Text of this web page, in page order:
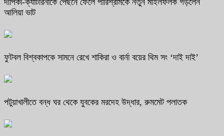
দীপিকা-ক্যাটরিনাকে পেছনে ফেলে পারিশ্রমিকে নতুন মাইলফলক গড়লেন
আলিয়া ভাট
ফুটবল বিশ্বকাপকে সামনে রেখে শাকিরা ও বার্না বয়ের থিম সং ‘দাই দাই’
পটুয়াখালীতে বন্ধ ঘর থেকে যুবকের মরদেহ উদ্ধার, রুমমেট পলাতক